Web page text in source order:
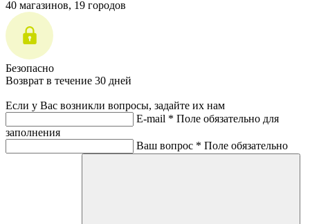
40 магазинов, 19 городов
Безопасно
Возврат в течение 30 дней
Если у Вас возникли вопросы, задайте их нам
E-mail * Поле обязательно для
заполнения
Ваш вопрос * Поле обязательно